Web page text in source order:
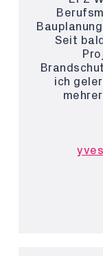
Seit
ich